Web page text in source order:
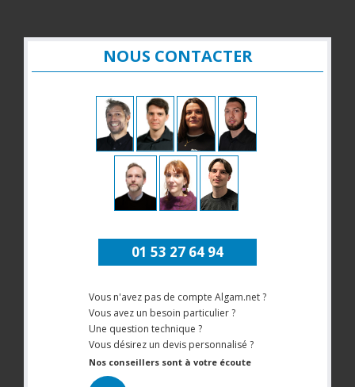
NOUS CONTACTER
01 53 27 64 94
Vous n'avez pas de compte Algam.net ?
Vous avez un besoin particulier ?
Une question technique ?
Vous désirez un devis personnalisé ?
Nos conseillers sont à votre écoute